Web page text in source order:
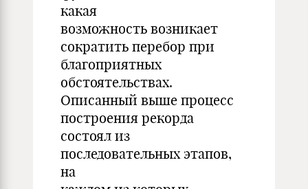
какая
возможность возникает
сократить перебор при
благоприятных
обстоятельствах.
Описанный выше процесс
построения рекорда
состоял из
последовательных этапов,
на